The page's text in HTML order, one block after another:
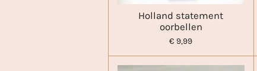
Holland statement
oorbellen
€ 9,99